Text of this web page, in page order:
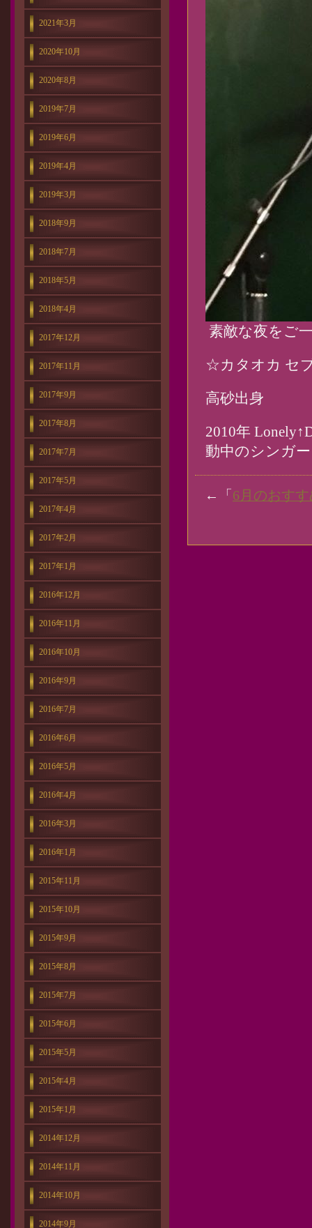
素敵な夜をご
☆カタオカ セ
高砂出身
2010年
動中のシンガ
←「 6月のおす
2021年3月
2020年10月
2020年8月
2019年7月
2019年6月
2019年4月
2019年3月
2018年9月
2018年7月
2018年5月
2018年4月
2017年12月
2017年11月
2017年9月
2017年8月
2017年7月
2017年5月
2017年4月
2017年2月
2017年1月
2016年12月
2016年11月
2016年10月
2016年9月
2016年7月
2016年6月
2016年5月
2016年4月
2016年3月
2016年1月
2015年11月
2015年10月
2015年9月
2015年8月
2015年7月
2015年6月
2015年5月
2015年4月
2015年1月
2014年12月
2014年11月
2014年10月
2014年9月